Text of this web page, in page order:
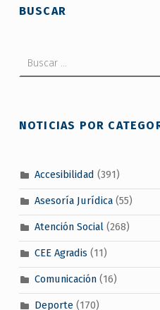
BUSCAR
NOTICIAS POR
Accesibilidad (391)
Asesoría Jurídica(55)
Atención Social(268)
CEE Agradis (11)
Comunicación(16)
Deporte(170)